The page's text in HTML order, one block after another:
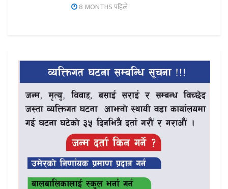
8 MONTHS पहिले